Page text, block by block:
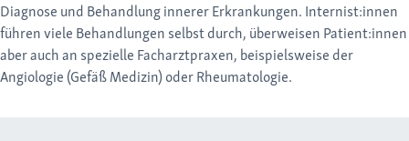
Diagnose und Behandlung innerer Erkrankungen. Internist:innen
führen viele Behandlungen selbst durch, überweisen Patient:innen
aber auch an spezielle Facharztpraxen, beispielsweise der
Angiologie (Gefäß Medizin) oder Rheumatologie.